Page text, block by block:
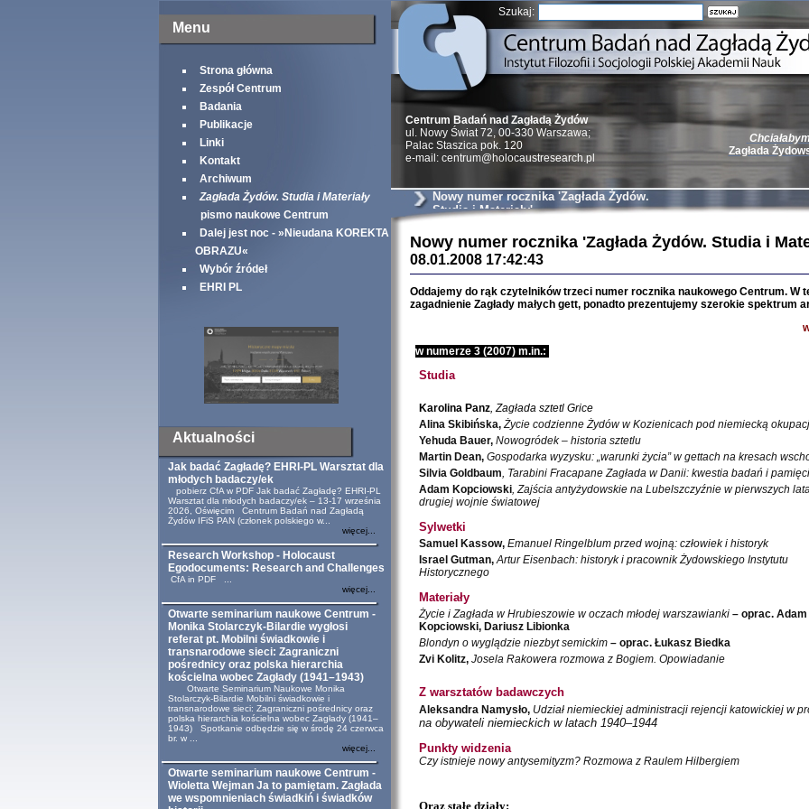
Menu
Strona główna
Zespół Centrum
Badania
Publikacje
Linki
Kontakt
Archiwum
Zagłada Żydów. Studia i Materiały
pismo naukowe Centrum
Dalej jest noc - »Nieudana KOREKTA
OBRAZU«
Wybór źródeł
EHRI PL
Aktualności
Jak badać Zagładę? EHRI-PL Warsztat dla
młodych badaczy/ek
pobierz CfA w PDF Jak badać Zagładę? EHRI-PL
Warsztat dla młodych badaczy/ek – 13-17 września
2026, Oświęcim Centrum Badań nad Zagładą
Żydów IFiS PAN (członek polskiego w...
więcej...
Research Workshop - Holocaust
Egodocuments: Research and Challenges
CfA in PDF ...
więcej...
Otwarte seminarium naukowe Centrum -
Monika Stolarczyk-Bilardie wygłosi
referat pt. Mobilni świadkowie i
transnarodowe sieci: Zagraniczni
pośrednicy oraz polska hierarchia
kościelna wobec Zagłady (1941–1943)
Otwarte Seminarium Naukowe Monika
Stolarczyk-Bilardie Mobilni świadkowie i
transnarodowe sieci: Zagraniczni pośrednicy oraz
polska hierarchia kościelna wobec Zagłady (1941–
1943) Spotkanie odbędzie się w środę 24 czerwca
br. w ...
więcej...
Otwarte seminarium naukowe Centrum -
Wioletta Wejman Ja to pamiętam. Zagłada
we wspomnieniach świadkiń i świadków
Szukaj:
Zagłada
Żydzi w
Natalia Aleksiun,
Deborah Dash
Turski, Laurence
red. Krzysztof
Warszawa
Znowu
Dzienniki i
Binder Elza
oprac.
Centrum Badań nad Zagładą Żydów
ul. Nowy Świat 72, 00-330 Warszawa;
Palac Staszica pok. 120
e-mail: centrum@holocaustresearch.pl
Nowy numer rocznika 'Zagłada Żydów.
Studia i Materiały'
Nowy numer rocznika 'Zagłada Żydów. Studia i
08.01.2008 17:42:43
Oddajemy do rąk czytelników trzeci numer rocznika naukowego Centrum. W
zagadnienie Zagłady małych gett, ponadto prezentujemy szerokie spektrum
w numerze 3 (2007) m.in.:
Studia
Karolina Panz, Zagłada sztetl Grice
Alina Skibińska, Życie codzienne Żydów w Kozienicach pod niemiecką
Yehuda Bauer, Nowogródek – historia sztetlu
Martin Dean, Gospodarka wyzysku: „warunki życia” w gettach na kresach
Silvia Goldbaum, Tarabini Fracapane Zagłada w Danii: kwestia badań i pamięci
Adam Kopciowski, Zajścia antyżydowskie na Lubelszczyźnie w pierwszych
drugiej wojnie światowej
Sylwetki
Samuel Kassow, Emanuel Ringelblum przed wojną: człowiek i historyk
Israel Gutman,Artur Eisenbach: historyk i pracownik Żydowskiego Instytutu
Historycznego
Materiały
Życie i Zagłada w Hrubieszowie w oczach młodej warszawianki – oprac. Adam
Kopciowski, Dariusz Libionka
Blondyn o wyglądzie niezbyt semickim – oprac. Łukasz Biedka
Zvi Kolitz, Josela Rakowera rozmowa z Bogiem. Opowiadanie
Z warsztatów badawczych
Aleksandra Namysło, Udział niemieckiej administracji rejencji katowickiej w
na obywateli niemieckich w latach 1940–1944
Punkty widzenia
Czy istnieje nowy antysemityzm? Rozmowa z Raulem Hilbergiem
Oraz stałe działy: